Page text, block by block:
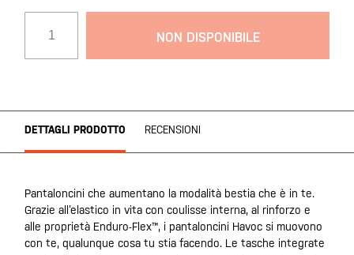
NON DISPONIBILE
DETTAGLI PRODOTTO RECENSIONI
Pantaloncini che aumentano la modalità bestia che è in te.
Grazie all’elastico in vita con coulisse interna, al rinforzo e
alle proprietà Enduro-Flex™, i pantaloncini Havoc si muovono
con te, qualunque cosa tu stia facendo. Le tasche integrate